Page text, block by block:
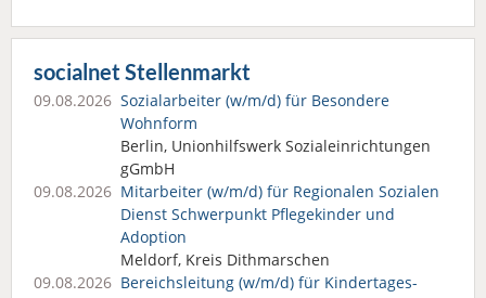
socialnet Stellenmarkt
09.08.2026 Sozialarbeiter (w/m/d) für Besondere
Wohnform
Berlin, Unionhilfswerk Sozialeinrichtungen
gGmbH
09.08.2026 Mitarbeiter (w/m/d) für Regionalen Sozialen
Dienst Schwerpunkt Pflegekinder und
Adoption
Meldorf, Kreis Dithmarschen
09.08.2026 Bereichsleitung (w/m/d) für Kindertages­